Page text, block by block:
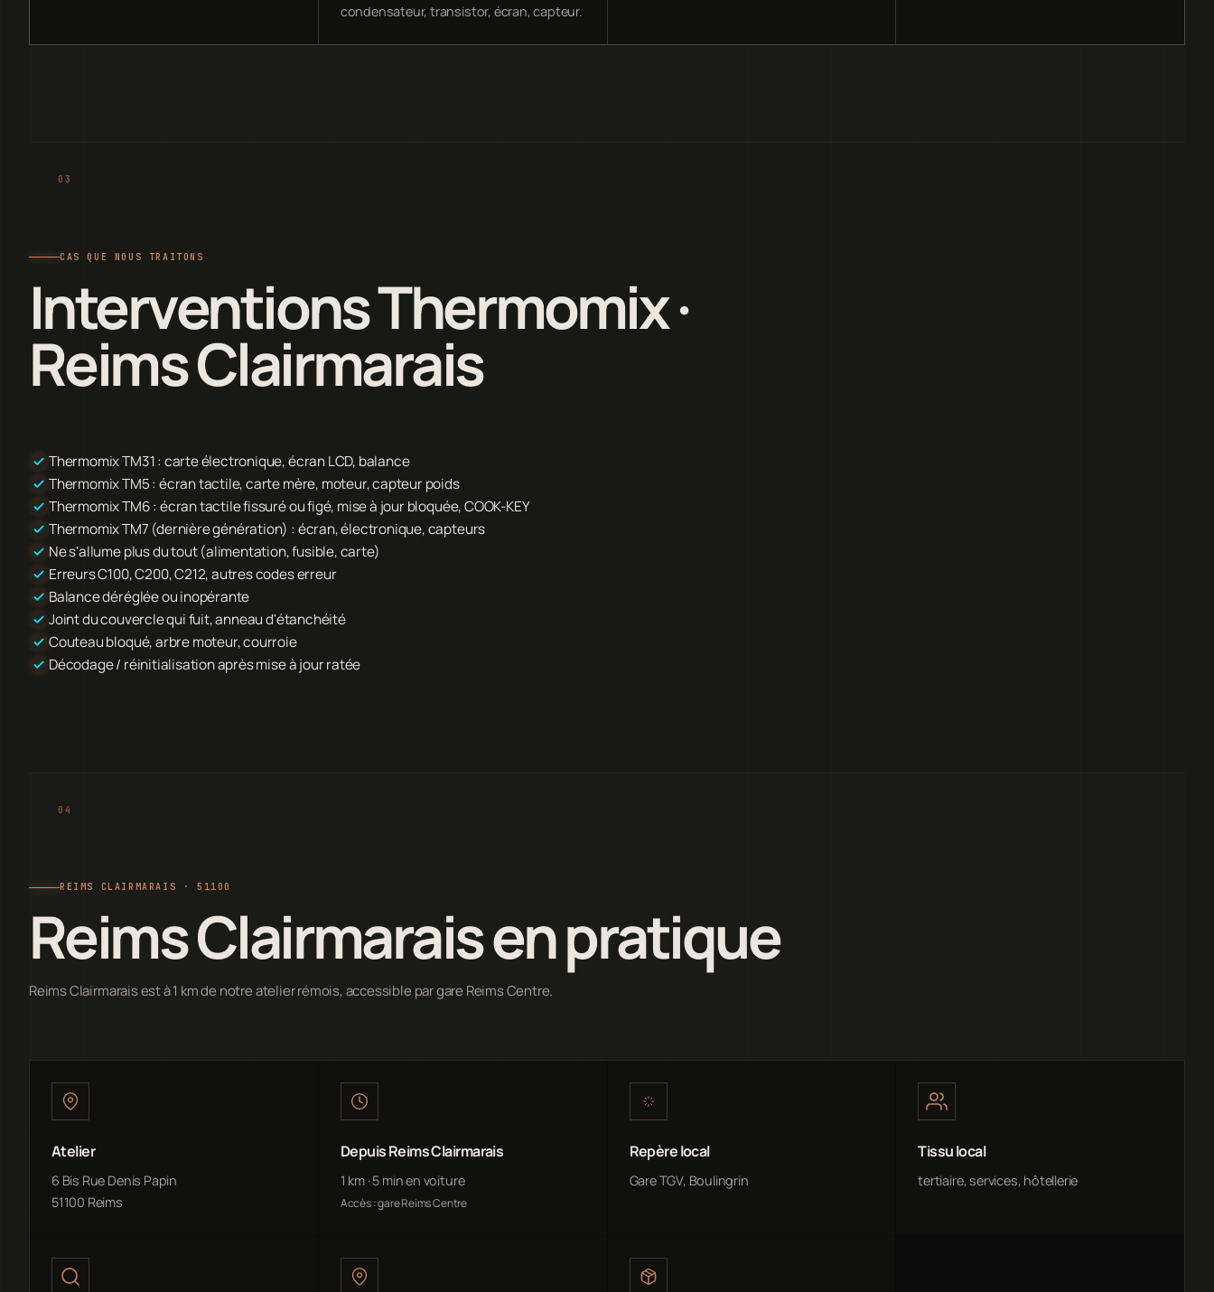
condensateur, transistor, écran, capteur.
CAS QUE NOUS TRAITONS
Interventions Thermomix ·
Reims Clairmarais
Thermomix TM31 : carte électronique, écran LCD, balance
Thermomix TM5 : écran tactile, carte mère, moteur, capteur poids
Thermomix TM6 : écran tactile fissuré ou figé, mise à jour bloquée, COOK-KEY
Thermomix TM7 (dernière génération) : écran, électronique, capteurs
Ne s'allume plus du tout (alimentation, fusible, carte)
Erreurs C100, C200, C212, autres codes erreur
Balance déréglée ou inopérante
Joint du couvercle qui fuit, anneau d'étanchéité
Couteau bloqué, arbre moteur, courroie
Décodage / réinitialisation après mise à jour ratée
REIMS CLAIRMARAIS · 51100
Reims Clairmarais en pratique
Reims Clairmarais est à 1 km de notre atelier rémois, accessible par gare Reims Centre.
Atelier
6 Bis Rue Denis Papin
51100 Reims
Depuis Reims Clairmarais
1 km · 5 min en voiture
Accès : gare Reims Centre
Repère local
Gare TGV, Boulingrin
Tissu local
tertiaire, services, hôtellerie